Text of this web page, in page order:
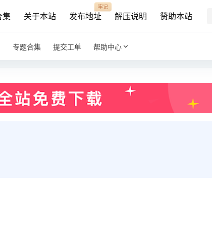
集 关于本站 发布地址
牢记
解压说明 赞助本站
专题合集 提交工单 帮助中心